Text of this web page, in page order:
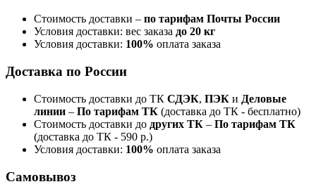
Стоимость доставки – по тарифам Почты России
Условия доставки: вес заказа до 20 кг
Условия доставки: 100% оплата заказа
Доставка по России
Стоимость доставки до ТК СДЭК, ПЭК и Деловые
линии – По тарифам ТК (доставка до ТК - бесплатно)
Стоимость доставки до других ТК – По тарифам ТК
(доставка до ТК - 590 р.)
Условия доставки: 100% оплата заказа
Самовывоз